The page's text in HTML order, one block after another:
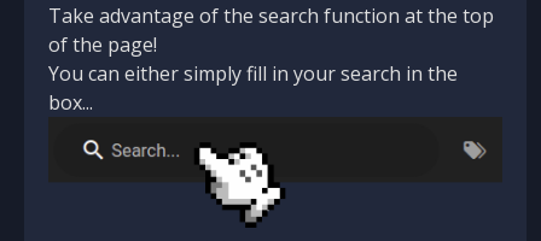
Take advantage of the search function at the top
of the page!
You can either simply fill in your search in the
box...